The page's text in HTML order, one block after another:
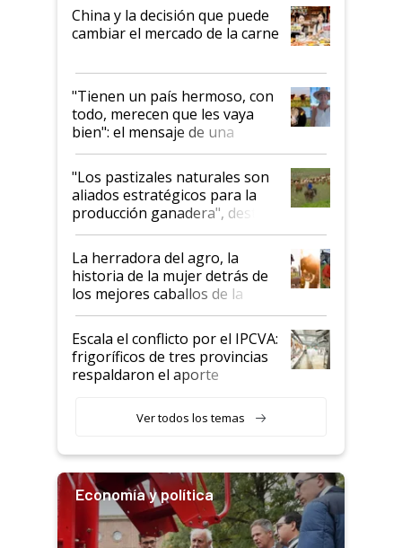
China y la decisión que puede
cambiar el mercado de la carne
"Tienen un país hermoso, con
todo, merecen que les vaya
bien": el mensaje de una
ganadera uruguaya sobre las
oportunidades que se abren
para el agro en Argentina, con
foco en la carne
"Los pastizales naturales son
aliados estratégicos para la
producción ganadera", destaca
la iniciativa que ya reúne a 46
establecimientos en Argentina
La herradora del agro, la
historia de la mujer detrás de
los mejores caballos de la
Argentina y los mitos que
todavía hacen sufrir a estos
animales: "Mientras me
descalificaban, yo seguí
haciendo currículum"
Escala el conflicto por el IPCVA:
frigoríficos de tres provincias
respaldaron el aporte
Ver todos los temas
Economía y política